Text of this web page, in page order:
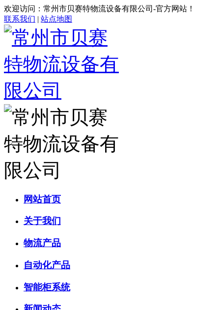
欢迎访问：常州市贝赛特物流设备有限公司-官方网站！
联系我们 | 站点地图
网站首页
关于我们
物流产品
自动化产品
智能柜系统